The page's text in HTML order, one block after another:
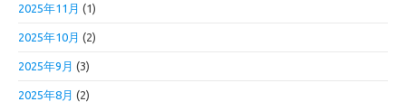
2025年11月 (1)
2025年10月 (2)
2025年9月 (3)
2025年8月 (2)